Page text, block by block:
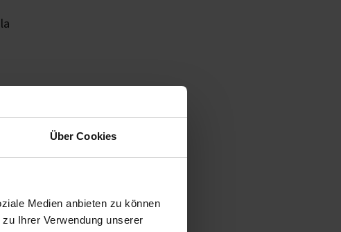
Über Cookies
Medien anbieten zu können
Ihrer Verwendung unserer